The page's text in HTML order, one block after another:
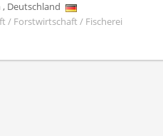
, Deutschland
/ Forstwirtschaft / Fischerei